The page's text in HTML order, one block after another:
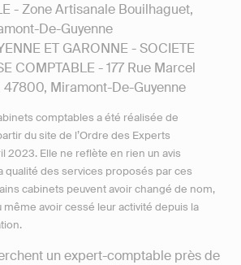
- Zone Artisanale Bouilhaguet,
De-Guyenne
ET GARONNE - SOCIETE
COMPTABLE - 177 Rue Marcel
47800, Miramont-De-Guyenne
comptables a été réalisée de
du site de l’Ordre des Experts
2023. Elle ne reflète en rien un avis
qualité des services proposés par ces
cabinets peuvent avoir changé de nom,
avoir cessé leur activité depuis la
un expert-comptable près de